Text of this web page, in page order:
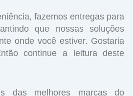
fazemos entregas para
que nossas soluções
onde você estiver. Gostaria
continue a leitura deste
das melhores marcas do